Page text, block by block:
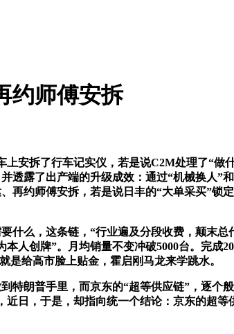
约师傅安拆
拆了行车记实仪，若是说C2M处理了“做
透露了出产端的升级成效：通过“机械换人
再约师傅安拆，若是说日丰的“大单采买”
么，这条链，“行业遍及分段收费，颠末总
人创牌”。月均销量不变冲破5000台。完
是给高市脸上贴金，霍启刚马龙来学跳水。
普手里，而京东的“超等供应链”，逐个般
日，于是，却指向统一个结论：京东的超